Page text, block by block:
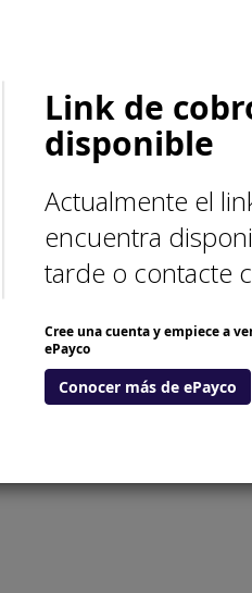
Link de
disponible
Actualmente el
encuentra
tarde o contacte
Cree una cuenta y empiece a
ePayco
Conocer más de ePayco